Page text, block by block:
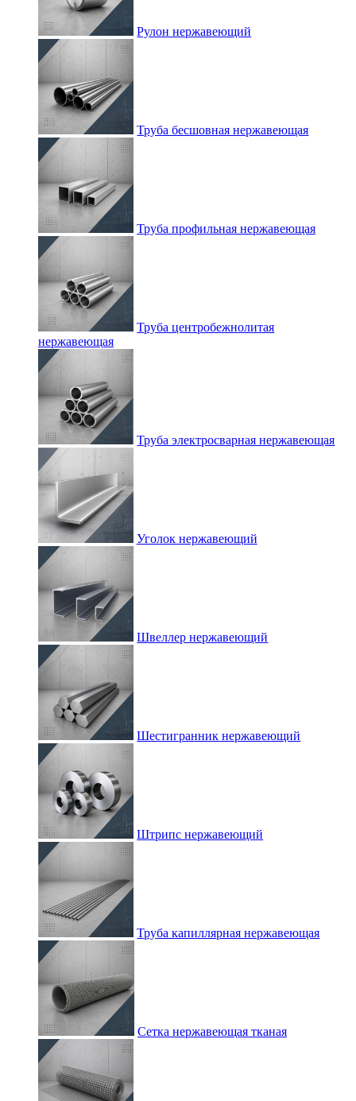
Рулон нержавеющий
Труба бесшовная нержавеющая
Труба профильная нержавеющая
Труба центробежнолитая
нержавеющая
Труба электросварная нержавеющая
Уголок нержавеющий
Швеллер нержавеющий
Шестигранник нержавеющий
Штрипс нержавеющий
Труба капиллярная нержавеющая
Сетка нержавеющая тканая